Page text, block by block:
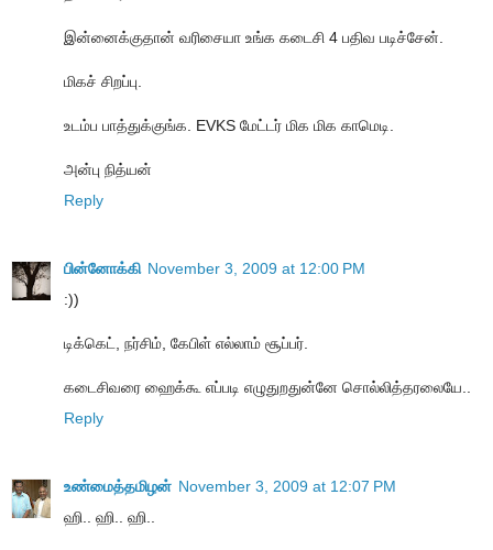
இன்னைக்குதான் வரிசையா உங்க கடைசி 4 பதிவ படிச்சேன்.
மிகச் சிறப்பு.
உடம்ப பாத்துக்குங்க. EVKS மேட்டர் மிக மிக காமெடி.
அன்பு நித்யன்
Reply
பின்னோக்கி November 3, 2009 at 12:00 PM
:))
டிக்கெட், நர்சிம், கேபிள் எல்லாம் சூப்பர்.
கடைசிவரை ஹைக்கூ எப்படி எழுதுறதுன்னே சொல்லித்தரலையே..
Reply
உண்மைத்தமிழன் November 3, 2009 at 12:07 PM
ஹி.. ஹி.. ஹி..